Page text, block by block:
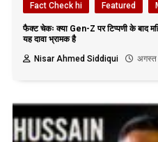
Fact Check hi Featured
फैक्ट चेकः क्या Gen-Z पर टिप्पणी के बाद
यह दावा भ्रामक है
Nisar Ahmed Siddiqui
अगस्त